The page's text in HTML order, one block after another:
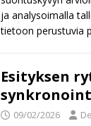
ja analysoimalla
tietoon perustuvia
Esityksen
09/02/2026